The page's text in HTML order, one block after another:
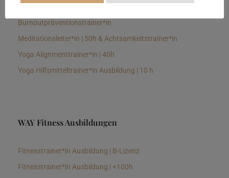
Burnoutpräventionstrainer*in
Meditationsleiter*in | 50h & Achtsamkeitstrainer*in
Yoga Alignmenttrainer*in | 40h
Yoga Hilfsmitteltrainer*in Ausbildung | 10 h
WAY Fitness Ausbildungen
Fitnesstrainer*in Ausbildung | B-Lizenz
Fitnesstrainer*in Ausbildung | +100h